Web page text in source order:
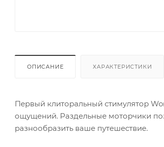
ОПИСАНИЕ ХАРАКТЕРИСТИКИ
Первый клиторальный стимулятор
ощущений. Раздельные моторчики
разнообразить ваше путешествие.